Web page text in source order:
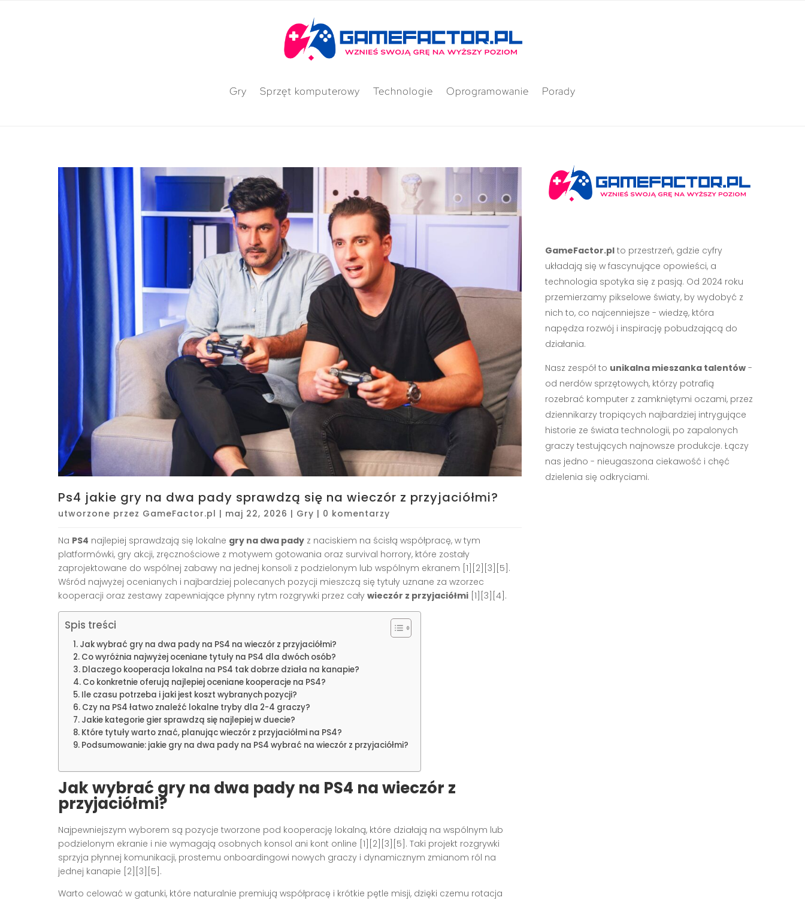
Gry Sprzęt komputerowy Technologie Oprogramowanie Porady
Ps4 jakie gry na dwa pady sprawdzą się na wieczór z przyjaciółmi?
utworzone przez GameFactor.pl | maj 22, 2026 | Gry | 0 komentarzy
Na PS4 najlepiej sprawdzają się lokalne gry na dwa pady z naciskiem na ścisłą współpracę, w tym
platformówki, gry akcji, zręcznościowe z motywem gotowania oraz survival horrory, które zostały
zaprojektowane do wspólnej zabawy na jednej konsoli z podzielonym lub wspólnym ekranem [1][2][3][5].
Wśród najwyżej ocenianych i najbardziej polecanych pozycji mieszczą się tytuły uznane za wzorzec
kooperacji oraz zestawy zapewniające płynny rytm rozgrywki przez cały wieczór z przyjaciółmi [1][3][4].
Spis treści
Jak wybrać gry na dwa pady na PS4 na wieczór z przyjaciółmi?
Co wyróżnia najwyżej oceniane tytuły na PS4 dla dwóch osób?
Dlaczego kooperacja lokalna na PS4 tak dobrze działa na kanapie?
Co konkretnie oferują najlepiej oceniane kooperacje na PS4?
Ile czasu potrzeba i jaki jest koszt wybranych pozycji?
Czy na PS4 łatwo znaleźć lokalne tryby dla 2-4 graczy?
Jakie kategorie gier sprawdzą się najlepiej w duecie?
Które tytuły warto znać, planując wieczór z przyjaciółmi na PS4?
Podsumowanie: jakie gry na dwa pady na PS4 wybrać na wieczór z przyjaciółmi?
Jak wybrać gry na dwa padyna PS4 nawieczór z
przyjaciółmi?
Najpewniejszym wyborem są pozycje tworzone pod kooperację lokalną, które działają na wspólnym lub
podzielonym ekranie i nie wymagają osobnych konsol ani kont online [1][2][3][5]. Taki projekt rozgrywki
sprzyja płynnej komunikacji, prostemu onboardingowi nowych graczy i dynamicznym zmianom ról na
jednej kanapie [2][3][5].
Warto celować w gatunki, które naturalnie premiują współpracę i krótkie pętle misji, dzięki czemu rotacja
GameFactor.plto przestrzeń, gdzie cyfry
układają się w fascynujące opowieści, a
technologia spotyka się z pasją. Od 2024 roku
przemierzamy pikselowe światy, by wydobyć z
nich to, co najcenniejsze - wiedzę, która
napędza rozwój i inspirację pobudzającą do
działania.
Nasz zespół to unikalna mieszanka talentów-
od nerdów sprzętowych, którzy potrafią
rozebrać komputer z zamkniętymi oczami, przez
dziennikarzy tropiących najbardziej intrygujące
historie ze świata technologii, po zapalonych
graczy testujących najnowsze produkcje. Łączy
nas jedno - nieugaszona ciekawość i chęć
dzielenia się odkryciami.